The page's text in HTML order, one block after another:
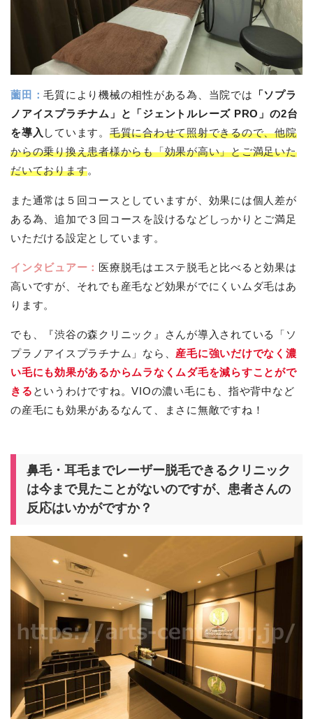
薗田：毛質により機械の相性がある為、当院では
「ソプラ
ノアイスプラチナム」と「ジェントルレーズ PRO」の2台
を導入 しています。 毛質に合わせて照射できるので、他院
からの乗り換え患者様からも「効果が高い」とご満足いた
だいております。
また通常は５回コースとしていますが、効果には個人差が
ある為、追加で３回コースを設けるなどしっかりとご満足
いただける設定としています。
インタビュアー： 医療脱毛はエステ脱毛と比べると効果は
高いですが、それでも産毛など効果がでにくいムダ毛はあ
ります。
でも、『渋谷の森クリニック』さんが導入されている「ソ
プラノアイスプラチナム」なら、 産毛に強いだけでなく濃
い毛にも効果があるからムラなくムダ毛を減らすことがで
きる というわけですね。VIOの濃い毛にも、指や背中など
の産毛にも効果があるなんて、まさに無敵ですね！
鼻毛・耳毛までレーザー脱毛できるクリニック
は今まで見たことがないのですが、患者さんの
反応はいかがですか？